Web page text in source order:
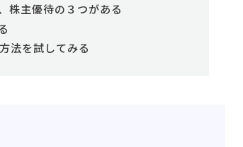
株主優待の３つがある
法を試してみる